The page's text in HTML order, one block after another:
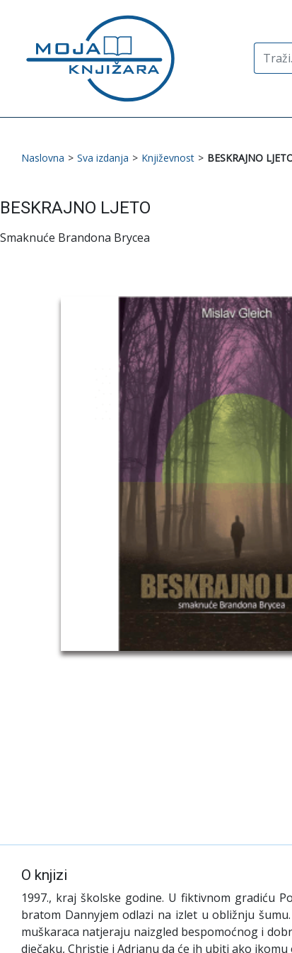
Search
for:
Naslovna > Sva izdanja > Književnost > BESKRAJNO
BESKRAJNO LJETO
Smaknuće Brandona Brycea
O knjizi
1997., kraj školske godine. U fiktivnom gradiću
bratom Dannyjem odlazi na izlet u obližnju
muškaraca natjeraju naizgled bespomoćnog i
dječaku, Christie i Adrianu da će ih ubiti ako